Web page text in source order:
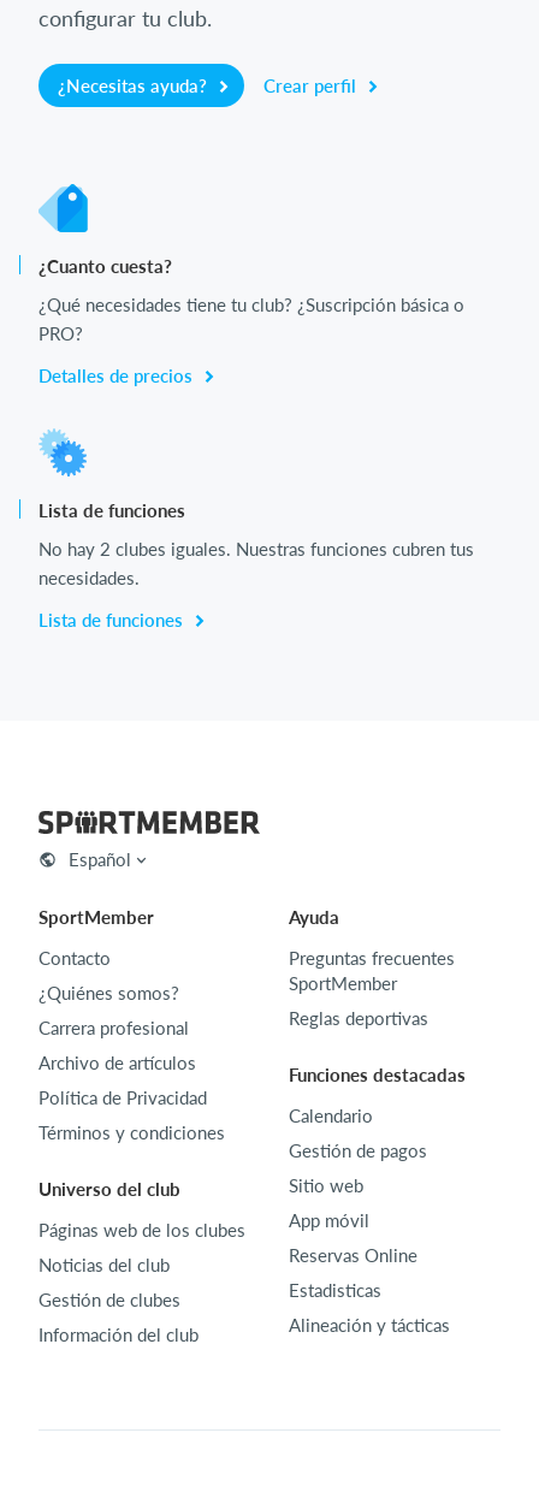
configurar tu club.
¿Necesitas ayuda? Crear perfil
¿Cuanto cuesta?
¿Qué necesidades tiene tu club? ¿Suscripción básica o
PRO?
Detalles de precios
Lista de funciones
No hay 2 clubes iguales. Nuestras funciones cubren tus
necesidades.
Lista de funciones
Español
SportMember
Contacto
¿Quiénes somos?
Carrera profesional
Archivo de artículos
Política de Privacidad
Términos y condiciones
Universo del club
Páginas web de los clubes
Noticias del club
Gestión de clubes
Información del club
Ayuda
Preguntas frecuentes
SportMember
Reglas deportivas
Funciones destacadas
Calendario
Gestión de pagos
Sitio web
App móvil
Reservas Online
Estadisticas
Alineación y tácticas